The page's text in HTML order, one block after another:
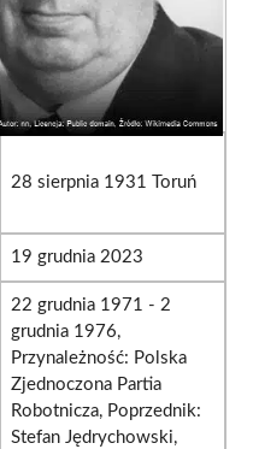
28 sierpnia 1931 Toruń
19 grudnia 2023
22 grudnia 1971 - 2
grudnia 1976,
Przynależność: Polska
Zjednoczona Partia
Robotnicza, Poprzednik:
Stefan Jędrychowski,